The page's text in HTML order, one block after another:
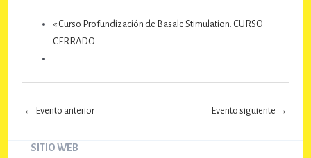
«Curso Profundización de Basale Stimulation. CURSO
CERRADO.
← Evento anterior Evento siguiente →
SITIO WEB